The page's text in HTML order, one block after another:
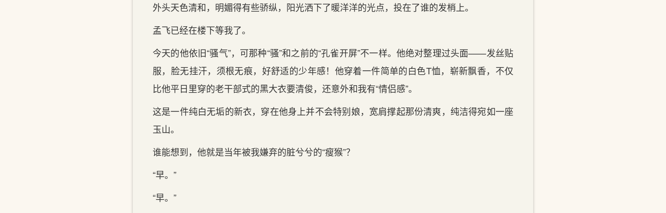
外头天色清和，明媚得有些骄纵，阳光洒下了暖洋洋的光点，投在了谁的发梢上。
孟飞已经在楼下等我了。
今天的他依旧“骚气”，可那种“骚”和之前的“孔雀开屏”不一样。他绝对整理过头面——发丝贴
服，脸无挂汗，须根无痕，好舒适的少年感！他穿着一件简单的白色T恤，崭新飘香，不仅
比他平日里穿的老干部式的黑大衣要清俊，还意外和我有“情侣感”。
这是一件纯白无垢的新衣，穿在他身上并不会特别娘，宽肩撑起那份清爽，纯洁得宛如一座
玉山。
谁能想到，他就是当年被我嫌弃的脏兮兮的“瘦猴”？
“早。”
“早。”